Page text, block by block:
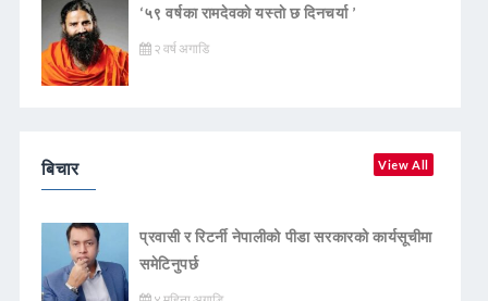
‘५९ वर्षका रामदेवकाे यस्ताे छ दिनचर्या ’
२ वर्ष अगाडि
बिचार View All
प्रवासी र रिटर्नी नेपालीको पीडा सरकारको कार्यसूचीमा
समेटिनुपर्छ